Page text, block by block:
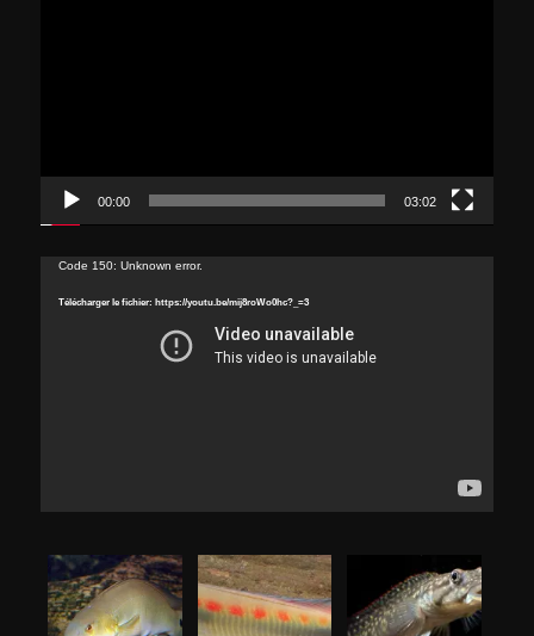
00:00 03:02
Lecteur
Code 150: Unknown error.
Télécharger le fichier: https://youtu.be/mij8roWo0hc?_=3